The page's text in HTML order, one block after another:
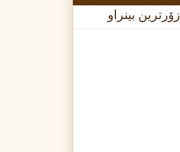
زۆرترین بینراو